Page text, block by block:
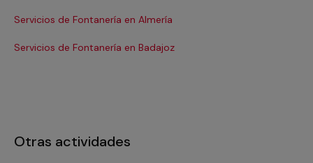
Servicios de Fontanería en Almería
Servicios de Fontanería en Badajoz
Otras actividades